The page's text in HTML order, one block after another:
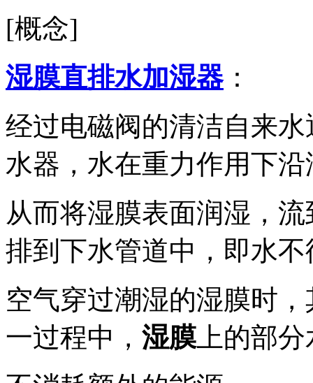
[概念]
湿膜直排水加湿器：
经过电磁阀的清洁自来
水器，水在重力作用下
从而将湿膜表面润湿，
排到下水管道中，即水
空气穿过潮湿的湿膜时
一过程中， 湿膜 上的部